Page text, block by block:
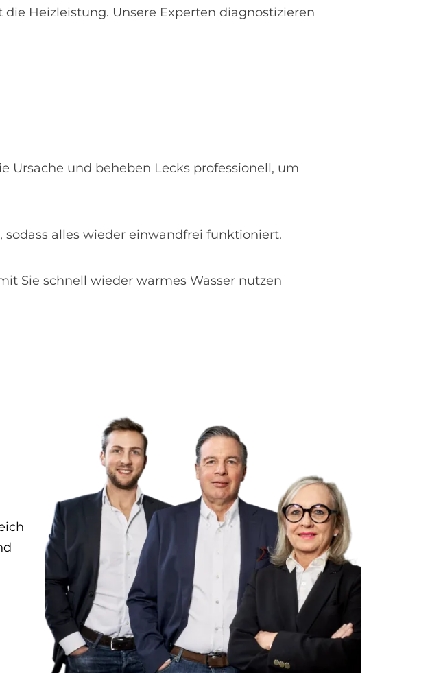
Heizleistung. Unsere Experten diagnostizieren
Ursache und beheben Lecks professionell, um
alles wieder einwandfrei funktioniert.
Sie schnell wieder warmes Wasser nutzen